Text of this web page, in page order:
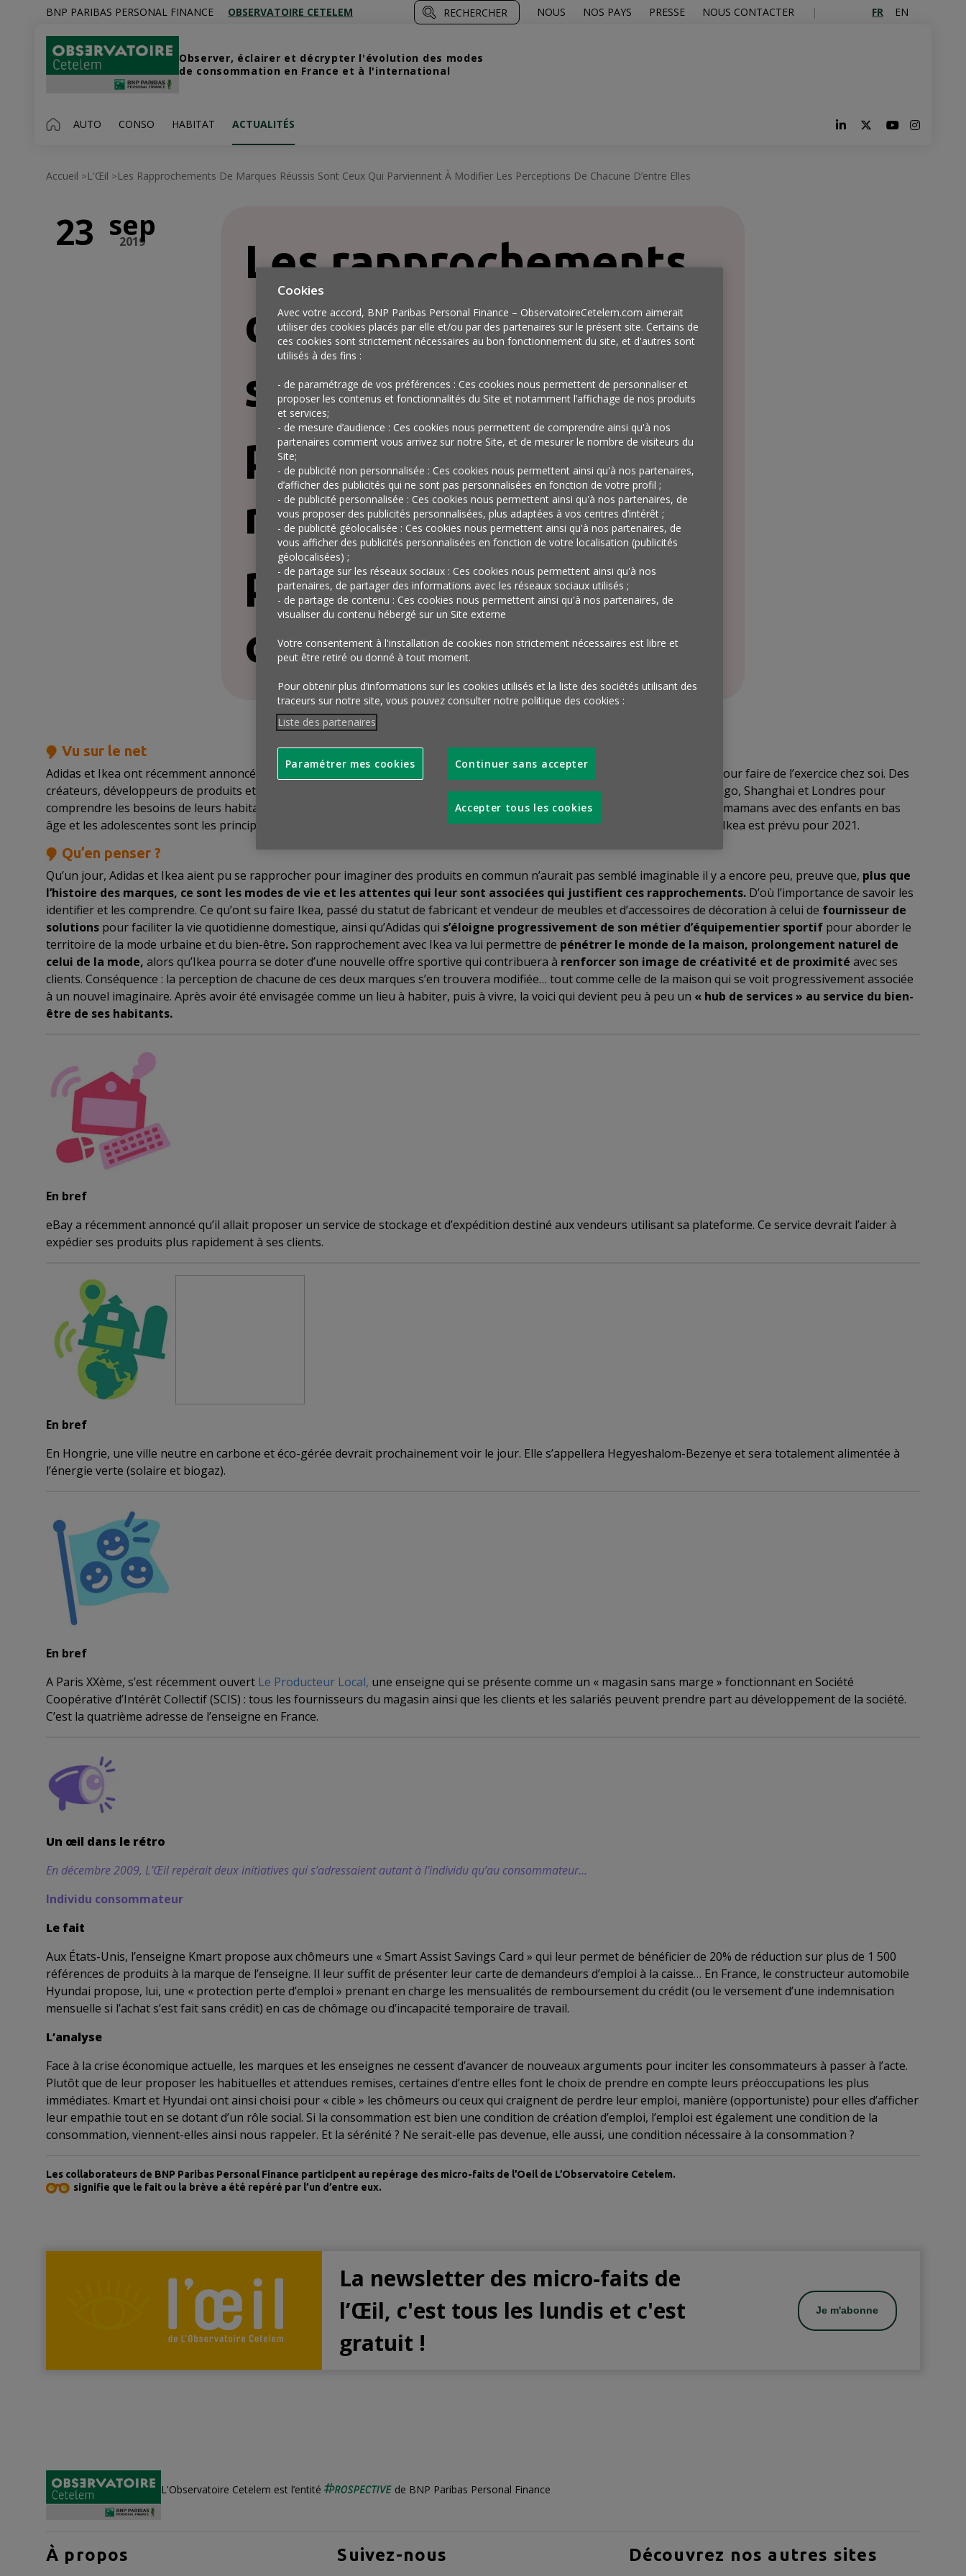
BNP PARIBAS PERSONAL FINANCE OBSERVATOIRE CETELEM RECHERCHER NOUS NOS PAYS PRESSE NOUS CONTACTER FR EN
Observer, éclairer et décrypter l'évolution des modes
de consommation en France et à l'international
AUTO CONSO HABITAT ACTUALITÉS
Accueil >L'Œil >Les Rapprochements De Marques Réussis Sont Ceux Qui Parviennent À Modifier Les Perceptions De Chacune D’entre Elles
Les rapprochements
de marques réussis
sont ceux qui
parviennent à
modifier les
perceptions de
chacune d’entre elles
23 sep
2019
Vu sur le net
Adidas et Ikea ont récemment annoncé un projet de collaboration en vue de proposer une collection d’équipements sportifs pour faire de l’exercice chez soi. Des
créateurs, développeurs de produits et autres spécialistes des deux entreprises ont ainsi visité des maisons à New York, Chicago, Shanghai et Londres pour
comprendre les besoins de leurs habitants ainsi que les difficultés qu’ils pouvaient rencontrer pour s’entraîner à domicile. Les mamans avec des enfants en bas
âge et les adolescentes sont les principales cibles du groupe. Le lancement des premiers produits de la collaboration Adidas x Ikea est prévu pour 2021.
Qu’en penser ?
Qu’un jour, Adidas et Ikea aient pu se rapprocher pour imaginer des produits en commun n’aurait pas semblé imaginable il y a encore peu, preuve que, plus que
l’histoire des marques, ce sont les modes de vie et les attentes qui leur sont associées qui justifient ces rapprochements. D’où l’importance de savoir les
identifier et les comprendre. Ce qu’ont su faire Ikea, passé du statut de fabricant et vendeur de meubles et d’accessoires de décoration à celui de fournisseur de
solutions pour faciliter la vie quotidienne domestique, ainsi qu’Adidas qui s’éloigne progressivement de son métier d’équipementier sportif pour aborder le
territoire de la mode urbaine et du bien-être.Son rapprochement avec Ikea va lui permettre de pénétrer le monde de la maison, prolongement naturel de
celui de la mode, alors qu’Ikea pourra se doter d’une nouvelle offre sportive qui contribuera à renforcer son image de créativité et de proximité avec ses
clients. Conséquence : la perception de chacune de ces deux marques s’en trouvera modifiée… tout comme celle de la maison qui se voit progressivement associée
à un nouvel imaginaire. Après avoir été envisagée comme un lieu à habiter, puis à vivre, la voici qui devient peu à peu un « hub de services » au service du bien-
être de ses habitants.
En bref
eBay a récemment annoncé qu’il allait proposer un service de stockage et d’expédition destiné aux vendeurs utilisant sa plateforme. Ce service devrait l’aider à
expédier ses produits plus rapidement à ses clients.
En bref
En Hongrie, une ville neutre en carbone et éco-gérée devrait prochainement voir le jour. Elle s’appellera Hegyeshalom-Bezenye et sera totalement alimentée à
l’énergie verte (solaire et biogaz).
En bref
A Paris XXème, s’est récemment ouvert Le Producteur Local, une enseigne qui se présente comme un « magasin sans marge » fonctionnant en Société
Coopérative d’Intérêt Collectif (SCIS) : tous les fournisseurs du magasin ainsi que les clients et les salariés peuvent prendre part au développement de la société.
C’est la quatrième adresse de l’enseigne en France.
Un œil dans le rétro
En décembre 2009, L’Œil repérait deux initiatives qui s’adressaient autant à l’individu qu’au consommateur…
Individu consommateur
Le fait
Aux États-Unis, l’enseigne Kmart propose aux chômeurs une « Smart Assist Savings Card » qui leur permet de bénéficier de 20% de réduction sur plus de 1 500
références de produits à la marque de l’enseigne. Il leur suffit de présenter leur carte de demandeurs d’emploi à la caisse… En France, le constructeur automobile
Hyundai propose, lui, une « protection perte d’emploi » prenant en charge les mensualités de remboursement du crédit (ou le versement d’une indemnisation
mensuelle si l’achat s’est fait sans crédit) en cas de chômage ou d’incapacité temporaire de travail.
L’analyse
Face à la crise économique actuelle, les marques et les enseignes ne cessent d’avancer de nouveaux arguments pour inciter les consommateurs à passer à l’acte.
Plutôt que de leur proposer les habituelles et attendues remises, certaines d’entre elles font le choix de prendre en compte leurs préoccupations les plus
immédiates. Kmart et Hyundai ont ainsi choisi pour « cible » les chômeurs ou ceux qui craignent de perdre leur emploi, manière (opportuniste) pour elles d’afficher
leur empathie tout en se dotant d’un rôle social. Si la consommation est bien une condition de création d’emploi, l’emploi est également une condition de la
consommation, viennent-elles ainsi nous rappeler. Et la sérénité ? Ne serait-elle pas devenue, elle aussi, une condition nécessaire à la consommation ?
Les collaborateurs de BNP Paribas Personal Finance participent au repérage des micro-faits de l’Oeil de L’Observatoire Cetelem.
signifie que le fait ou la brève a été repéré par l’un d’entre eux.
La newsletter des micro-faits de
l’Œil, c'est tous les lundis et c'est
gratuit !
Je m'abonne
L'Observatoire Cetelem est l’entité de BNP Paribas Personal Finance
À propos Suivez-nous Découvrez nos autres sites
Cookies
Avec votre accord, BNP Paribas Personal Finance – ObservatoireCetelem.com aimerait
utiliser des cookies placés par elle et/ou par des partenaires sur le présent site. Certains de
ces cookies sont strictement nécessaires au bon fonctionnement du site, et d'autres sont
utilisés à des fins :
- de paramétrage de vos préférences : Ces cookies nous permettent de personnaliser et
proposer les contenus et fonctionnalités du Site et notamment l’affichage de nos produits
et services;
- de mesure d’audience : Ces cookies nous permettent de comprendre ainsi qu'à nos
partenaires comment vous arrivez sur notre Site, et de mesurer le nombre de visiteurs du
Site;
- de publicité non personnalisée : Ces cookies nous permettent ainsi qu'à nos partenaires,
d’afficher des publicités qui ne sont pas personnalisées en fonction de votre profil ;
- de publicité personnalisée : Ces cookies nous permettent ainsi qu'à nos partenaires, de
vous proposer des publicités personnalisées, plus adaptées à vos centres d’intérêt ;
- de publicité géolocalisée : Ces cookies nous permettent ainsi qu'à nos partenaires, de
vous afficher des publicités personnalisées en fonction de votre localisation (publicités
géolocalisées) ;
- de partage sur les réseaux sociaux : Ces cookies nous permettent ainsi qu'à nos
partenaires, de partager des informations avec les réseaux sociaux utilisés ;
- de partage de contenu : Ces cookies nous permettent ainsi qu'à nos partenaires, de
visualiser du contenu hébergé sur un Site externe
Votre consentement à l'installation de cookies non strictement nécessaires est libre et
peut être retiré ou donné à tout moment.
Pour obtenir plus d’informations sur les cookies utilisés et la liste des sociétés utilisant des
traceurs sur notre site, vous pouvez consulter notre politique des cookies :
Liste des partenaires
Continuer sans accepter
Accepter tous les cookies
Paramétrer mes cookies